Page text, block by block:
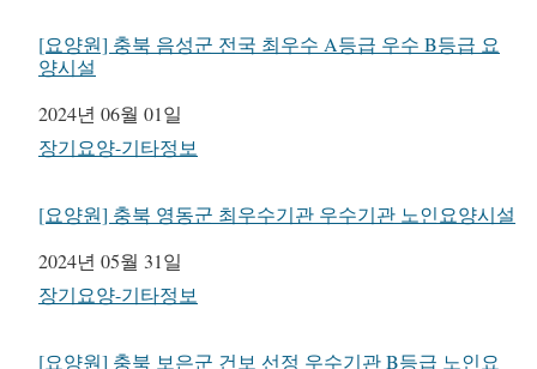
[요양원] 충북 음성군 전국 최우수 A등급 우수 B등급 요
양시설
일자
2024년 06월 01일
관련 항목
장기요양-기타정보
[요양원] 충북 영동군 최우수기관 우수기관 노인요양시설
일자
2024년 05월 31일
관련 항목
장기요양-기타정보
[요양원] 충북 보은군 건보 선정 우수기관 B등급 노인요